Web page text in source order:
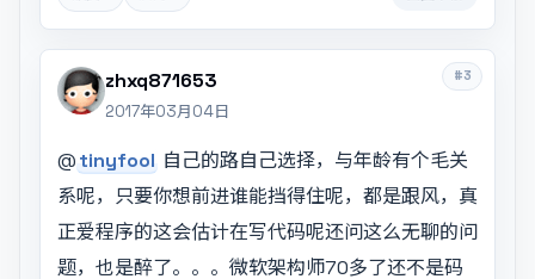
#3
zhxq871653
2017年03月04日
@tinyfool 自己的路自己选择，与年龄有个毛关
系呢，只要你想前进谁能挡得住呢，都是跟风，真
正爱程序的这会估计在写代码呢还问这么无聊的问
题，也是醉了。。。微软架构师70多了还不是码